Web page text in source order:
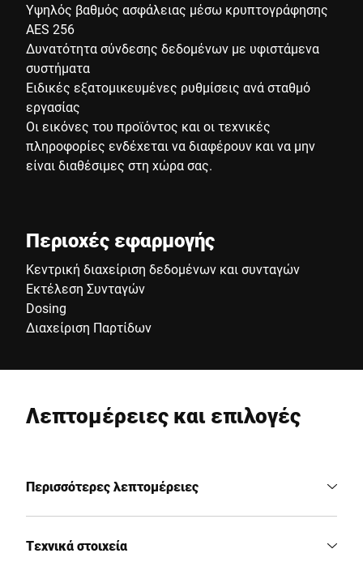
Υψηλός βαθμός ασφάλειας μέσω κρυπτογράφησης
AES 256
Δυνατότητα σύνδεσης δεδομένων με υφιστάμενα
συστήματα
Ειδικές εξατομικευμένες ρυθμίσεις ανά σταθμό
εργασίας
Οι εικόνες του προϊόντος και οι τεχνικές
πληροφορίες ενδέχεται να διαφέρουν και να μην
είναι διαθέσιμες στη χώρα σας.
Περιοχές εφαρμογής
Κεντρική διαχείριση δεδομένων και συνταγών
Εκτέλεση Συνταγών
Dosing
Διαχείριση Παρτίδων
Λεπτομέρειες και επιλογές
Περισσότερες λεπτομέρειες
Τεχνικά στοιχεία